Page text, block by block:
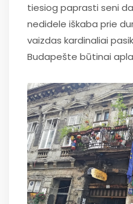
tiesiog paprasti seni
nedidele iškaba prie
vaizdas kardinaliai
Budapešte būtinai